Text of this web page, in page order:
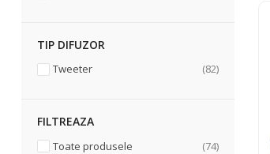
TIP DIFUZOR
Tweeter 82articole
FILTREAZA
Toate produsele 74articole